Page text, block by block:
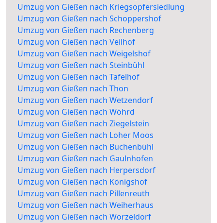
Umzug von Gießen nach Kriegsopfersiedlung
Umzug von Gießen nach Schoppershof
Umzug von Gießen nach Rechenberg
Umzug von Gießen nach Veilhof
Umzug von Gießen nach Weigelshof
Umzug von Gießen nach Steinbühl
Umzug von Gießen nach Tafelhof
Umzug von Gießen nach Thon
Umzug von Gießen nach Wetzendorf
Umzug von Gießen nach Wöhrd
Umzug von Gießen nach Ziegelstein
Umzug von Gießen nach Loher Moos
Umzug von Gießen nach Buchenbühl
Umzug von Gießen nach Gaulnhofen
Umzug von Gießen nach Herpersdorf
Umzug von Gießen nach Königshof
Umzug von Gießen nach Pillenreuth
Umzug von Gießen nach Weiherhaus
Umzug von Gießen nach Worzeldorf